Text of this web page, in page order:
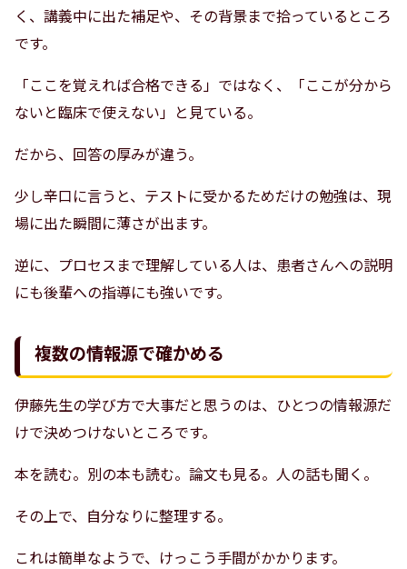
く、講義中に出た補足や、その背景まで拾っているところ
です。
「ここを覚えれば合格できる」ではなく、「ここが分から
ないと臨床で使えない」と見ている。
だから、回答の厚みが違う。
少し辛口に言うと、テストに受かるためだけの勉強は、現
場に出た瞬間に薄さが出ます。
逆に、プロセスまで理解している人は、患者さんへの説明
にも後輩への指導にも強いです。
複数の情報源で確かめる
伊藤先生の学び方で大事だと思うのは、ひとつの情報源だ
けで決めつけないところです。
本を読む。別の本も読む。論文も見る。人の話も聞く。
その上で、自分なりに整理する。
これは簡単なようで、けっこう手間がかかります。